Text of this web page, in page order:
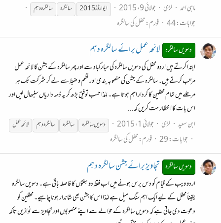
ماہی احمد لڑی جولائی 9، 2015 ایوارڈز 2015 سالگرہ سالگرہدہم
جوابات: 44 فورم:محفل کی سالگرہ
دسویں سالگرہ لائحہ عمل برائے سالگرہ دہم
ابتدا کرتے ہیں اردو محفل کی دسویں سالگرہ کی مبارکباد سے اور پھر سالگرہ کے جشن کا لائحہ عمل
مرتب کرتے ہیں۔ سالگرہ کے جشن کی منصوبہ بندی اور نظم و ضبط سے لے کر شرکت تک ہر
مرحلے میں تمام محفلین کا کردار اہم ہوتا ہے۔ لہٰذا حسب توفیق بڑھ کر یہ ذمہ داریاں سنبھال لیں اور
اس بات کا انتظار مت کریں کہ...
ابن سعید لڑی جولائی 1، 2015 دسویںسالگرہ سالگرہ سالگرہدہم لائحہ عمل
جوابات: 29 فورم:محفل کی سالگرہ
دسویں سالگرہ تجاویز برائے جشن سالگرہ دہم
اردو ویب کے قیام کو دس برس ہونے میں اب فقط دو ہفتوں کا فاصلہ باقی ہے۔ دسویں سالگرہ
یقیناً محفل کے لیے ایک اہم سنگ میل ہے لہٰذا اس کا جشن بھی شاندار ہونا چاہیے۔ محفلین کو
دعوت دی جاتی ہے کہ دسویں سالگرہ کے حوالے سے اپنے منصوبوں اور تجاویز سے نوازیں تاکہ